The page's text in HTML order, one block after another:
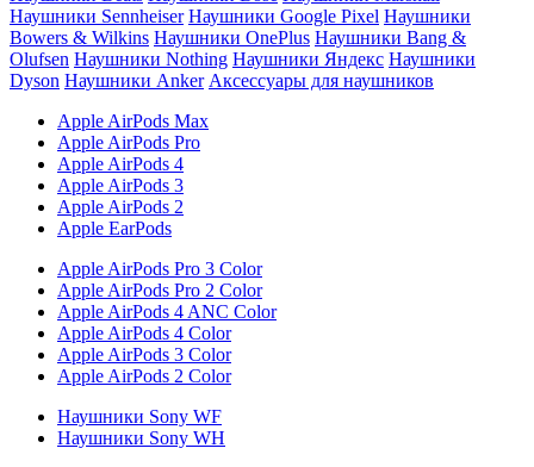
Наушники Sennheiser Наушники Google Pixel Наушники
Bowers & Wilkins Наушники OnePlus Наушники Bang &
Olufsen Наушники Nothing Наушники Яндекс Наушники
Dyson Наушники Anker Аксессуары для наушников
Apple AirPods Max
Apple AirPods Pro
Apple AirPods 4
Apple AirPods 3
Apple AirPods 2
Apple EarPods
Apple AirPods Pro 3 Color
Apple AirPods Pro 2 Color
Apple AirPods 4 ANC Color
Apple AirPods 4 Color
Apple AirPods 3 Color
Apple AirPods 2 Color
Наушники Sony WF
Наушники Sony WH